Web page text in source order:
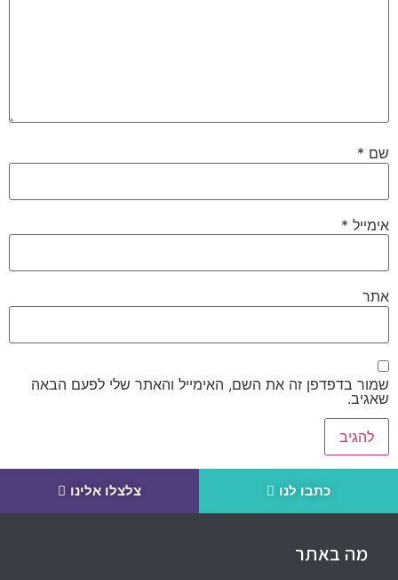
שם *
אימייל *
אתר
שמור בדפדפן זה את השם, האימייל והאתר שלי לפעם הבאה
שאגיב.
כתבו לנו צלצלו אלינו
מה באתר